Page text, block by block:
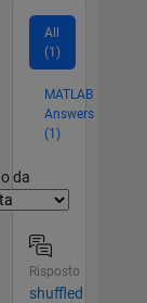
All
(1)
MATLAB
Answers
(1)
da
Risposto
shuffled